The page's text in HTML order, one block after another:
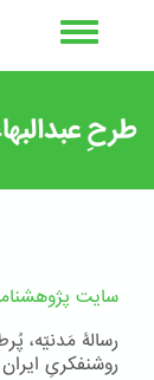
طرحِ
سایت
رسالۀ مَدنیّه،
روشنفکریِ